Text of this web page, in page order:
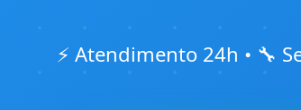
⚡ Atendimento 24h • 🔧